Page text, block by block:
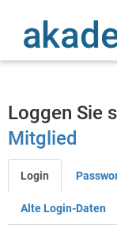
Inhalt
Loggen Sie
Mitglied
Primäre
Reiter
Login
Alte Login-Daten